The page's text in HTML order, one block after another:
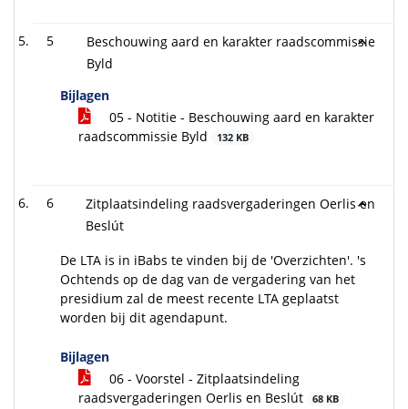
5
Beschouwing aard en karakter raadscommissie
Byld
Bijlagen
05 - Notitie - Beschouwing aard en karakter
raadscommissie Byld
132 KB
6
Zitplaatsindeling raadsvergaderingen Oerlis en
Beslút
De LTA is in iBabs te vinden bij de 'Overzichten'. 's
Ochtends op de dag van de vergadering van het
presidium zal de meest recente LTA geplaatst
worden bij dit agendapunt.
Bijlagen
06 - Voorstel - Zitplaatsindeling
raadsvergaderingen Oerlis en Beslút
68 KB